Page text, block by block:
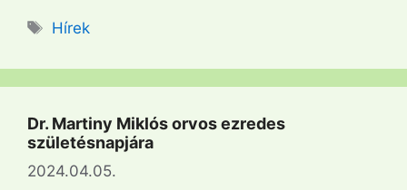
Címkék
Hírek
Dr. Martiny Miklós orvos ezredes
születésnapjára
2024.04.05.